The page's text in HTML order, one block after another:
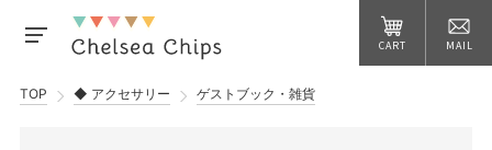
CART MAIL
TOP ◆ アクセサリー ゲストブック・雑貨